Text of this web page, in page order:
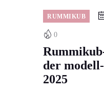
RUMMIKUB
0
der
2025